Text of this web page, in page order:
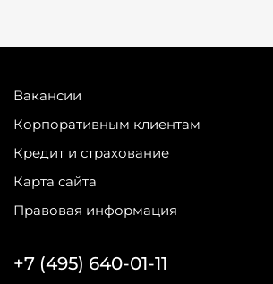
Вакансии
Корпоративным клиентам
Кредит и страхование
Карта сайта
Правовая информация
+7 (495) 640-01-11